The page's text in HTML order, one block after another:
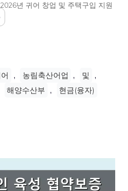
년 귀어 창업 및 주택구입 지원
, 농림축산어업 , 및 ,
해양수산부 , 현금(융자)